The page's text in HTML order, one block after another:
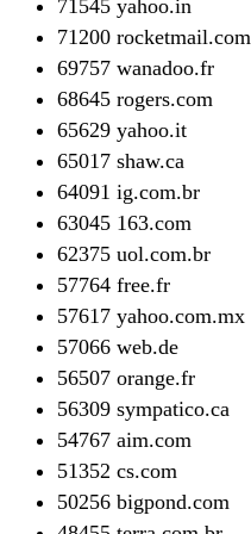
71545 yahoo.in
71200 rocketmail.com
69757 wanadoo.fr
68645 rogers.com
65629 yahoo.it
65017 shaw.ca
64091 ig.com.br
63045 163.com
62375 uol.com.br
57764 free.fr
57617 yahoo.com.mx
57066 web.de
56507 orange.fr
56309 sympatico.ca
54767 aim.com
51352 cs.com
50256 bigpond.com